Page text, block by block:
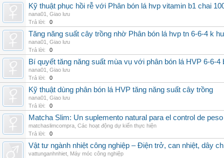
Kỹ thuật phục hồi rễ với Phân bón lá hvp vitamin b1 chai
nana01
Giao lưu
Trả lời:
0
Tăng năng suất cây trồng nhờ Phân bón lá hvp tn 6-6-4 k
nana01
Giao lưu
Trả lời:
0
Bí quyết tăng năng suất mùa vụ với phân bón lá HVP 6-6-4
nana01
Giao lưu
Trả lời:
0
Kỹ thuật dùng phân bón lá HVP tăng năng suất cây trồng
nana01
Giao lưu
Trả lời:
0
Matcha Slim: Un suplemento natural para el control de peso
matchaslimcompra Các hoạt động dự kiến thực hiện
Trả lời:
0
Vật tư ngành nhiệt công nghiệp – Điện trở, can nhiệt, dây
vattunganhnhiet Máy móc công nghiệp